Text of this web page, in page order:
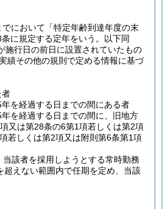
において「特定年齢到達年度の末
に規定する定年をいう。以下同
施行日の前日に設置されていたもの
績その他の規則で定める情報に基づ
者
を経過する日までの間にある者
を経過する日までの間に、旧地方
又は第28条の6第1項若しくは第2項
若しくは第2項又は附則第6条第1項
該者を採用しようとする常時勤務
えない範囲内で任期を定め、当該